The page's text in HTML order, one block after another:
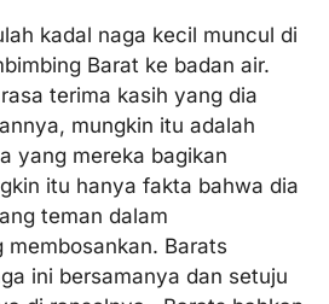
kadal naga kecil muncul di
Barat ke badan air.
terima kasih yang dia
mungkin itu adalah
yang mereka bagikan
itu hanya fakta bahwa dia
teman dalam
Barats
ini bersamanya dan setuju